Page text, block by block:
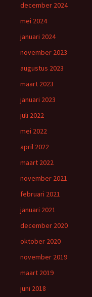
december 2024
mei 2024
januari 2024
november 2023
augustus 2023
maart 2023
januari 2023
juli 2022
mei 2022
april 2022
maart 2022
november 2021
februari 2021
januari 2021
december 2020
oktober 2020
november 2019
maart 2019
juni 2018